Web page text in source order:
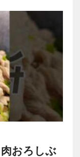
おろしぶ